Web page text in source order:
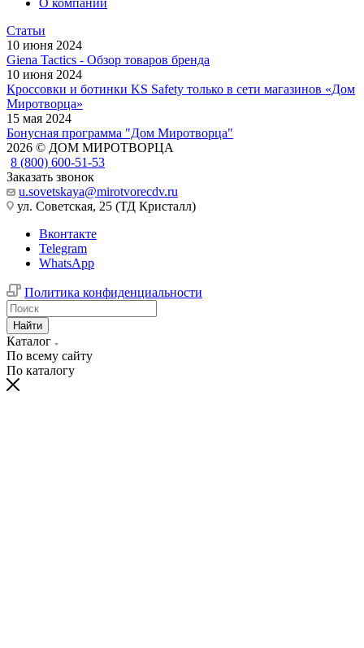
Статьи
10 июня 2024
Giena Tactics - Обзор товаров бренда
10 июня 2024
Кроссовки и ботинки KS Safety только в сети магазинов «Дом
Миротворца»
15 мая 2024
Бонусная программа "Дом Миротворца"
2026 © ДОМ МИРОТВОРЦА
8 (800) 600-51-53
Заказать звонок
u.sovetskaya@mirotvorecdv.ru
ул. Советская, 25 (ТД Кристалл)
Вконтакте
Telegram
WhatsApp
Политика конфиденциальности
Найти
Каталог
По всему сайту
По каталогу